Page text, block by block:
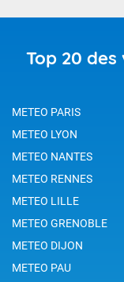
Top 20
METEO PARIS
METEO LYON
METEO NANTES
METEO RENNES
METEO LILLE
METEO GRENOBLE
METEO DIJON
METEO PAU